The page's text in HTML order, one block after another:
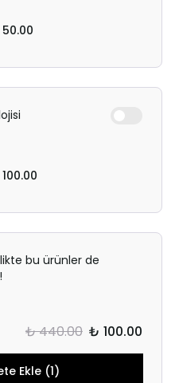
bu ürünler de
₺ 440.00 ₺ 100.00
Ekle (1)